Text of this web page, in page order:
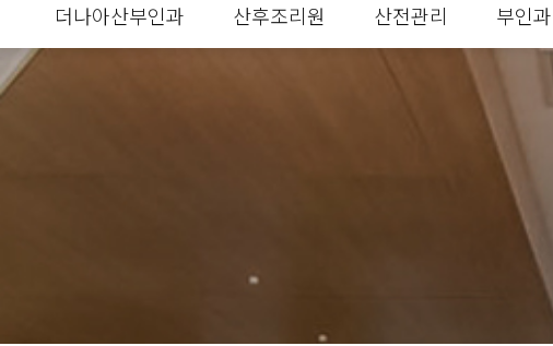
더나아산부인과 산후조리원 산전관리 부인과
하위분류